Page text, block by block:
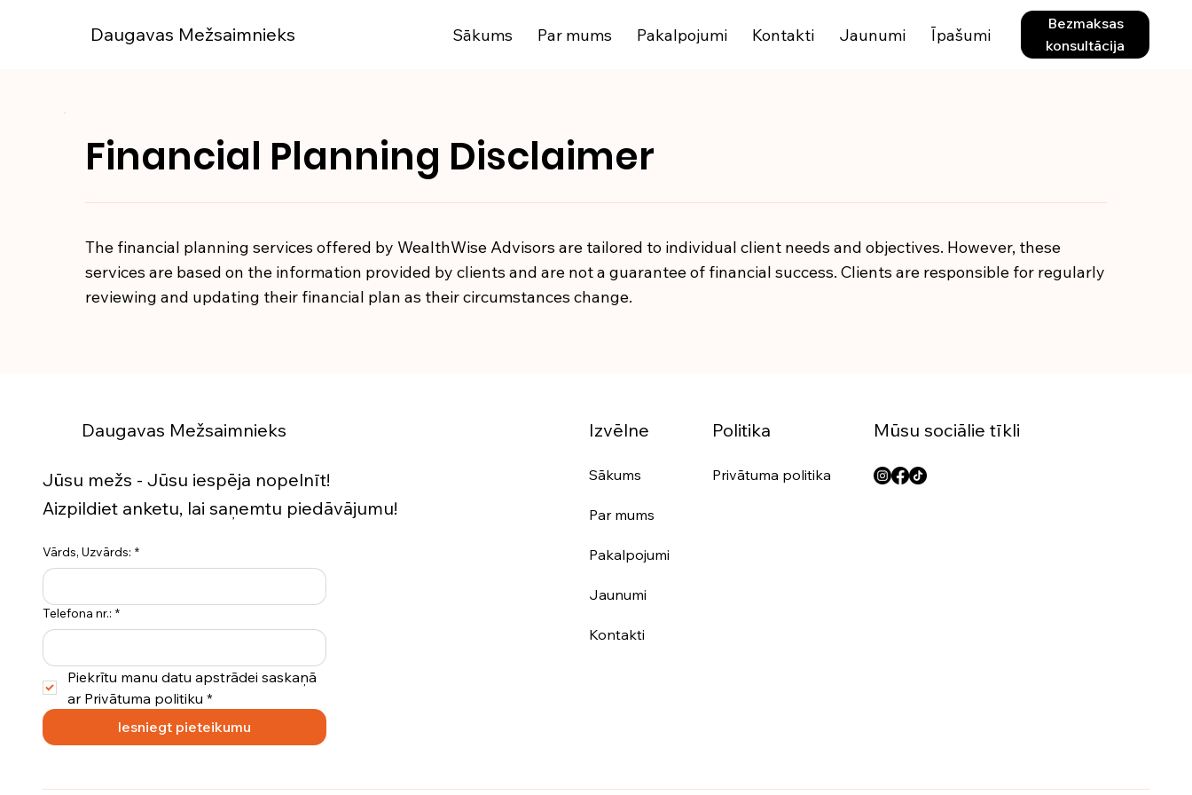
Daugavas Mežsaimnieks
Bezmaksas
konsultācija
Sākums Par mums Pakalpojumi Kontakti Jaunumi Īpašumi
Financial Planning Disclaimer
The financial planning services offered by WealthWise Advisors are tailored to individual client needs and objectives. However, these
services are based on the information provided by clients and are not a guarantee of financial success. Clients are responsible for regularly
reviewing and updating their financial plan as their circumstances change.
Daugavas Mežsaimnieks
Jūsu mežs - Jūsu iespēja nopelnīt!
Aizpildiet anketu, lai saņemtu piedāvājumu!
Vārds, Uzvārds: *
Telefona nr.: *
Piekrītu manu datu apstrādei saskaņā
ar Privātuma politiku *
Iesniegt pieteikumu
Mūsu sociālie tīkli
Izvēlne
Sākums
Par mums
Pakalpojumi
Jaunumi
Kontakti
Politika
Privātuma politika